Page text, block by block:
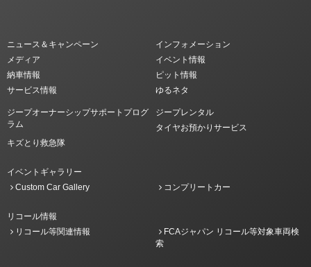
ニュース＆キャンペーン
インフォメーション
メディア
イベント情報
納車情報
ピット情報
サービス情報
ゆるネタ
ジープオーナーシップサポートプログ
ラム
ジープレンタル
タイヤお預かりサービス
キズとり救急隊
イベントギャラリー
Custom Car Gallery
コンプリートカー
リコール情報
リコール等関連情報
FCAジャパン リコール等対象車両検
索